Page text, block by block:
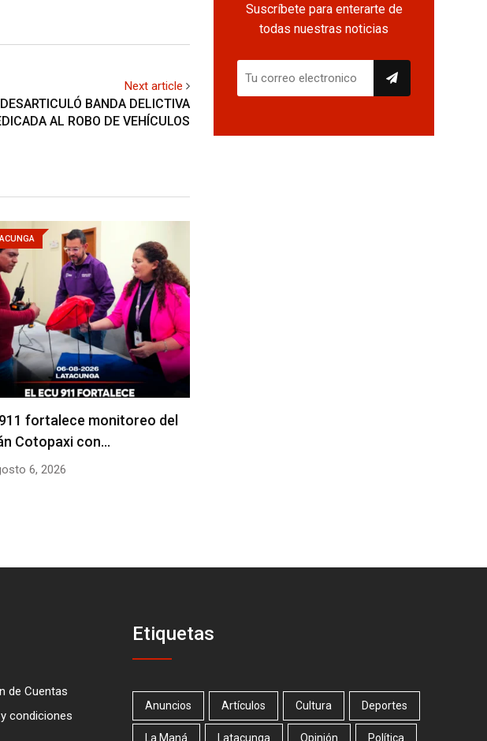
Next article
BANDA DELICTIVA
AL ROBO DE VEHÍCULOS
911 fortalece monitoreo del
Cotopaxi con…
6, 2026
Suscríbete para enterarte de
todas nuestras noticias
de Cuentas
condiciones
Etiquetas
Anuncios Artículos Cultura Deportes
La Maná Latacunga Opinión Política